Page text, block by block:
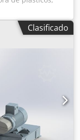
de rotor,
trituradora
5,5 kW -
-Número de
Ng Ujx Ahaef -
-Ancho del rotor:
1 unidad
-
475 kg
Clasificado